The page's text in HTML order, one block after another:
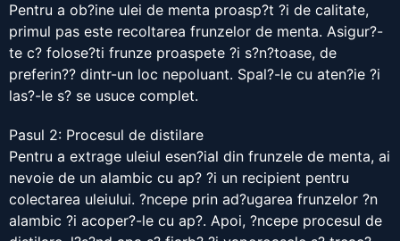
Pentru a ob?ine ulei de menta proasp?t ?i de calitate,
primul pas este recoltarea frunzelor de menta. Asigur?-
te c? folose?ti frunze proaspete ?i s?n?toase, de
preferin?? dintr-un loc nepoluant. Spal?-le cu aten?ie ?i
las?-le s? se usuce complet.
Pasul 2: Procesul de distilare
Pentru a extrage uleiul esen?ial din frunzele de menta, ai
nevoie de un alambic cu ap? ?i un recipient pentru
colectarea uleiului. ?ncepe prin ad?ugarea frunzelor ?n
alambic ?i acoper?-le cu ap?. Apoi, ?ncepe procesul de